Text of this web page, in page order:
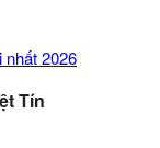
nhất 2026
Tín